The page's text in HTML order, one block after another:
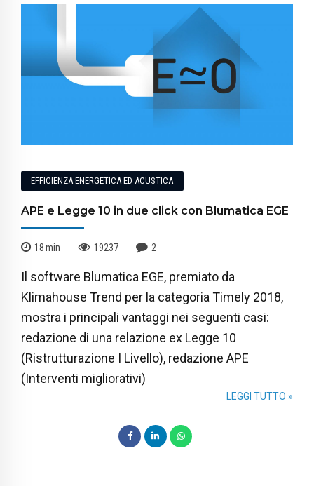
EFFICIENZA ENERGETICA ED ACUSTICA
APE e Legge 10 in due click con Blumatica EGE
18min 19237 2
Il software Blumatica EGE, premiato da
Klimahouse Trend per la categoria Timely 2018,
mostra i principali vantaggi nei seguenti casi:
redazione di una relazione ex Legge 10
(Ristrutturazione I Livello), redazione APE
(Interventi migliorativi)
LEGGI TUTTO »